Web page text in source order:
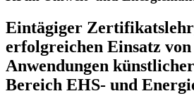
Eintägiger
erfolgreichen Einsatz von
Anwendungen
Bereich EHS- und